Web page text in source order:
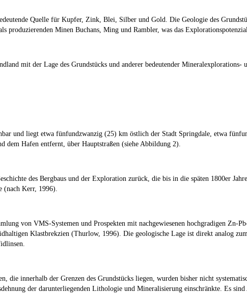
Quelle für Kupfer, Zink, Blei, Silber und Gold. Die Geologie des
produzierenden Minen Buchans, Ming und Rambler, was das
mit der Lage des Grundstücks und anderer bedeutender Mineralexplorations-
und liegt etwa fünfundzwanzig (25) km östlich der Stadt Springdale, etwa
dem Hafen entfernt, über Hauptstraßen (siehe Abbildung 2).
des Bergbaus und der Exploration zurück, die bis in die späten 1800er
(nach Kerr, 1996).
von VMS-Systemen und Prospekten mit nachgewiesenen hochgradigen
Klastbrekzien (Thurlow, 1996). Die geologische Lage ist direkt analog
die innerhalb der Grenzen des Grundstücks liegen, wurden bisher nicht
der darunterliegenden Lithologie und Mineralisierung einschränkte. Es